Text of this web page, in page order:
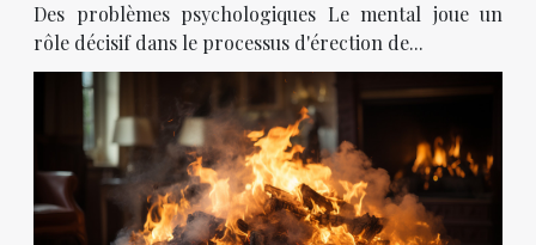
Des problèmes psychologiques Le mental joue un
rôle décisif dans le processus d'érection de...